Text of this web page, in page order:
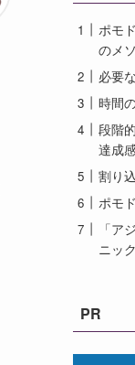
ポモ
のメ
必要
時間
段階
達成
割り
ポモ
「ア
ニッ
PR